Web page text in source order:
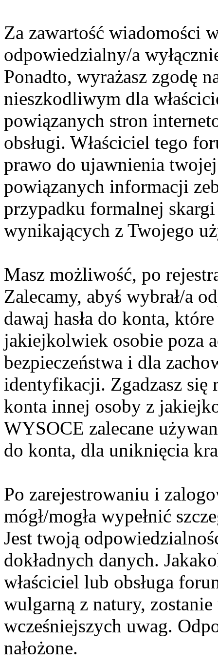
Za zawartość wiadomości
odpowiedzialny/a
Ponadto, wyrażasz zgodę
nieszkodliwym dla
powiązanych stron
obsługi. Właściciel tego
prawo do ujawnienia
powiązanych informacji
przypadku formalnej
wynikających z Twojego
Masz możliwość, po
Zalecamy, abyś wybrał/a
dawaj hasła do konta,
jakiejkolwiek osobie poza
bezpieczeństwa i dla
identyfikacji. Zgadzasz
konta innej osoby z
WYSOCE zalecane
do konta, dla uniknięcia
Po zarejestrowaniu i
mógł/mogła wypełnić
Jest twoją
dokładnych danych.
właściciel lub obsługa
wulgarną z natury,
wcześniejszych uwag.
nałożone.